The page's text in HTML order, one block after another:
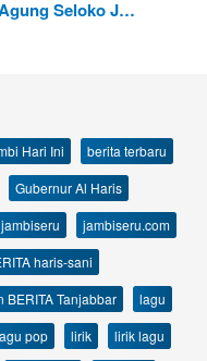
Seloko J…
Hari Ini
berita terbaru
Gubernur Al Haris
jambiseru
jambiseru.com
haris-sani
BERITA Tanjabbar
lagu
pop lirik
lirik lagu